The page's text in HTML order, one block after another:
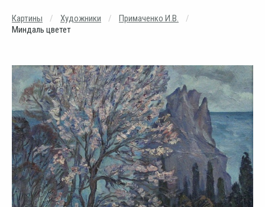
Картины Художники
Примаченко И.В.
Миндаль цветет